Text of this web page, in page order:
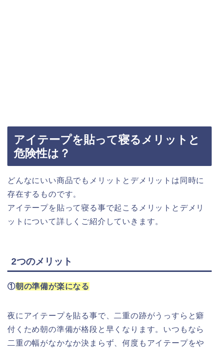
アイテープを貼って寝るメリットと
危険性は？
どんなにいい商品でもメリットとデメリットは同時に
存在するものです。
アイテープを貼って寝る事で起こるメリットとデメリ
ットについて詳しくご紹介していきます。
2つのメリット
①朝の準備が楽になる
夜にアイテープを貼る事で、二重の跡がうっすらと癖
付くため朝の準備が格段と早くなります。いつもなら
二重の幅がなかなか決まらず、何度もアイテープをや